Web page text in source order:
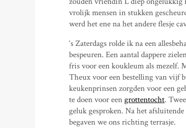
vrolijk mensen in stukken
werd het ene na het andere flesje
‘s Zaterdags rolde ik na een
bespeuren. Een aantal dappere
fris voor een koukleum als mezelf.
Theux voor een bestelling van vijf
keukenprinsen zorgden voor een
te doen voor eengrottentocht.
geluk gesproken. Na het
begaven we ons richting terrasje.